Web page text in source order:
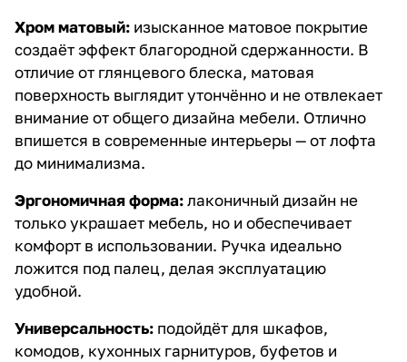
Хром матовый: изысканное матовое покрытие
создаёт эффект благородной сдержанности. В
отличие от глянцевого блеска, матовая
поверхность выглядит утончённо и не отвлекает
внимание от общего дизайна мебели. Отлично
впишется в современные интерьеры — от лофта
до минимализма.
Эргономичная форма:лаконичный дизайн не
только украшает мебель, но и обеспечивает
комфорт в использовании. Ручка идеально
ложится под палец, делая эксплуатацию
удобной.
Универсальность: подойдёт для шкафов,
комодов, кухонных гарнитуров, буфетов и